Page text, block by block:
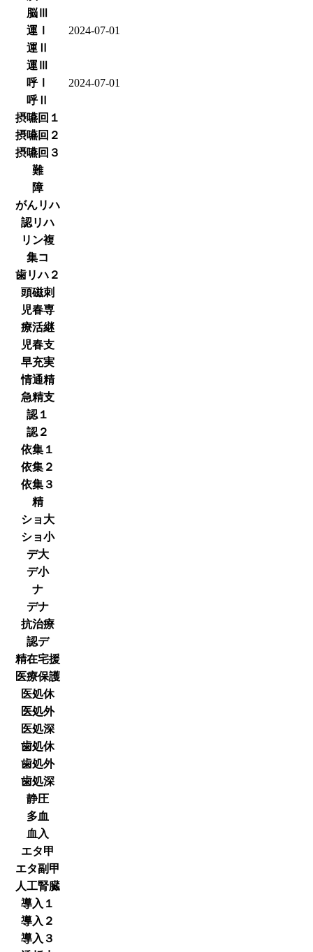
脳Ⅲ
運Ⅰ
2024-07-01
運Ⅱ
運Ⅲ
呼Ⅰ
2024-07-01
呼Ⅱ
摂嚥回１
摂嚥回２
摂嚥回３
難
障
がんリハ
認リハ
リン複
集コ
歯リハ２
頭磁刺
児春専
療活継
児春支
早充実
情通精
急精支
認１
認２
依集１
依集２
依集３
精
ショ大
ショ小
デ大
デ小
ナ
デナ
抗治療
認デ
精在宅援
医療保護
医処休
医処外
医処深
歯処休
歯処外
歯処深
静圧
多血
血入
エタ甲
エタ副甲
人工腎臓
導入１
導入２
導入３